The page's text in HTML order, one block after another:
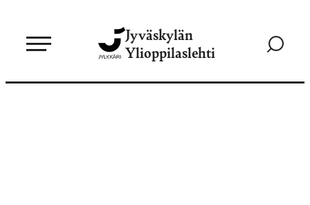
sisältöön
Jyväskylän
Ylioppilaslehti
Siirry